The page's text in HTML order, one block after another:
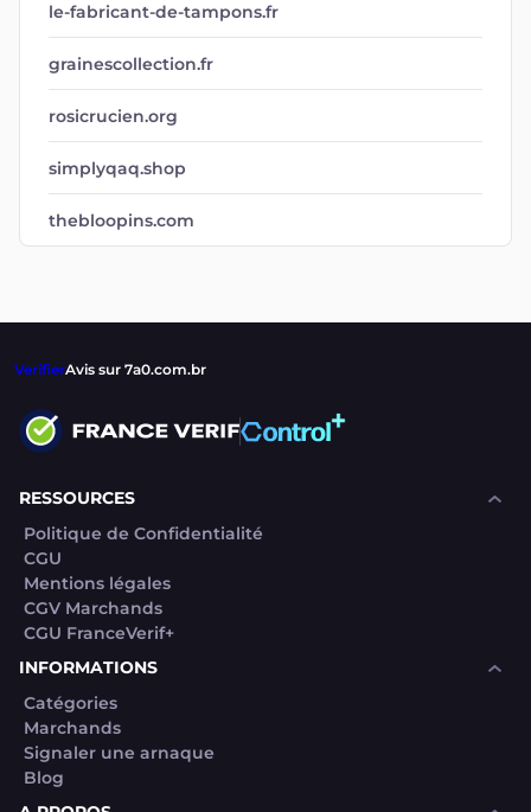
le-fabricant-de-tampons.fr
grainescollection.fr
rosicrucien.org
simplyqaq.shop
thebloopins.com
VerifierAvis sur 7a0.com.br
RESSOURCES
Politique de Confidentialité
CGU
Mentions légales
CGV Marchands
CGU FranceVerif+
INFORMATIONS
Catégories
Marchands
Signaler une arnaque
Blog